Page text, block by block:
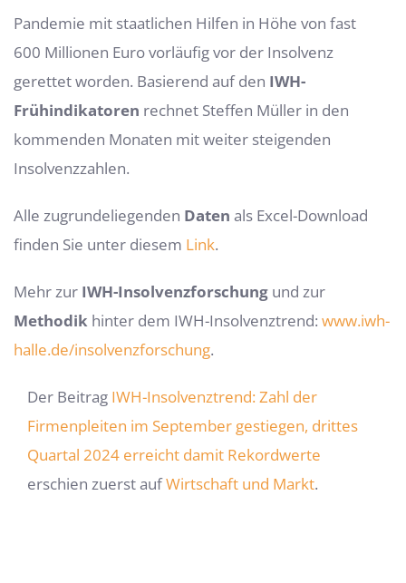
Pandemie mit staatlichen Hilfen in Höhe von fast
600 Millionen Euro vorläufig vor der Insolvenz
gerettet worden. Basierend auf den IWH-
Frühindikatoren rechnet Steffen Müller in den
kommenden Monaten mit weiter steigenden
Insolvenzzahlen.
Alle zugrundeliegenden Daten als Excel-Download
finden Sie unter diesem Link.
Mehr zur IWH-Insolvenzforschung und zur
Methodik hinter dem IWH-Insolvenz­trend: www.iwh-
halle.de/insolvenzforschung.
Der Beitrag IWH-Insolvenztrend: Zahl der
Firmenpleiten im September ge­stiegen, drittes
Quartal 2024 erreicht damit Rekordwerte
erschien zuerst aufWirtschaft und Markt.